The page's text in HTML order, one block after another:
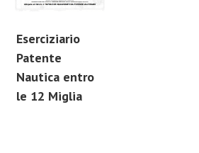
Eserciziario
Patente
Nautica entro
le 12 Miglia